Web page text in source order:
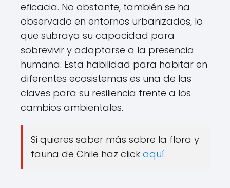
eficacia. No obstante, también se ha
observado en entornos urbanizados, lo
que subraya su capacidad para
sobrevivir y adaptarse a la presencia
humana. Esta habilidad para habitar en
diferentes ecosistemas es una de las
claves para su resiliencia frente a los
cambios ambientales.
Si quieres saber más sobre la flora y
fauna de Chile haz click aquí.